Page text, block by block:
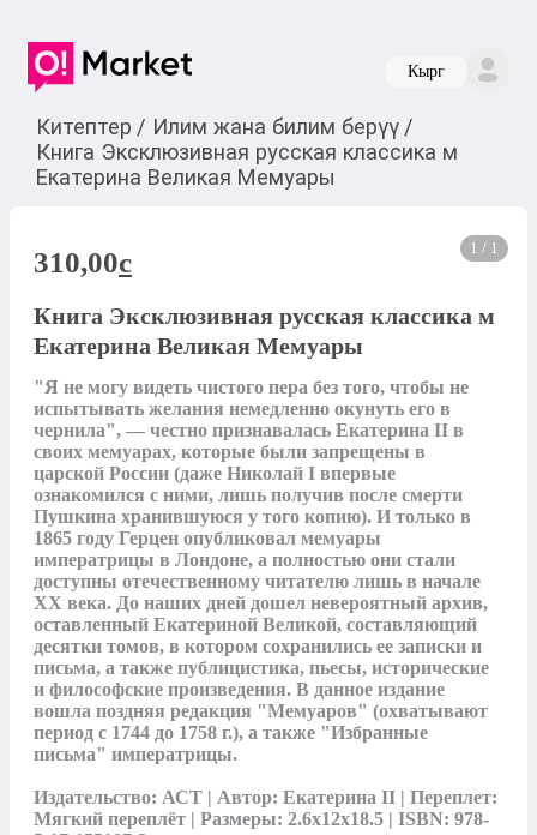
Кырг
Китептер / Илим жана билим берүү /
Книга Эксклюзивная русская классика м
Екатерина Великая Мемуары
1 / 1
310,00c
Книга Эксклюзивная русская классика м
Екатерина Великая Мемуары
"Я не могу видеть чистого пера без того, чтобы не
испытывать желания немедленно окунуть его в
чернила", — честно признавалась Екатерина II в
своих мемуарах, которые были запрещены в
царской России (даже Николай I впервые
ознакомился с ними, лишь получив после смерти
Пушкина хранившуюся у того копию). И только в
1865 году Герцен опубликовал мемуары
императрицы в Лондоне, а полностью они стали
доступны отечественному читателю лишь в начале
ХХ века. До наших дней дошел невероятный архив,
оставленный Екатериной Великой, составляющий
десятки томов, в котором сохранились ее записки и
письма, а также публицистика, пьесы, исторические
и философские произведения. В данное издание
вошла поздняя редакция "Мемуаров" (охватывают
период с 1744 до 1758 г.), а также "Избранные
письма" императрицы.
Издательство: АСТ | Автор: Екатерина II | Переплет:
Мягкий переплёт | Размеры: 2.6x12x18.5 | ISBN: 978-